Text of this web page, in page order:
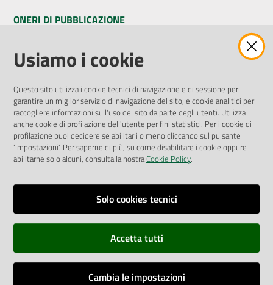
ONERI DI PUBBLICAZIONE
Amministrazione Trasparente
Pubblicità legale
Privacy Policy
Attuazione Misure PNRR
Liste di Attesa
ENTI, IMPRESE E PARTNER
Fatturazione Elettronica
Richiesta Patrocinio
Usiamo i cookie
Questo sito utilizza i cookie tecnici di navigazione e di sessione per
garantire un miglior servizio di navigazione del sito, e cookie analitici per
raccogliere informazioni sull'uso del sito da parte degli utenti. Utilizza
anche cookie di profilazione dell'utente per fini statistici. Per i cookie di
profilazione puoi decidere se abilitarli o meno cliccando sul pulsante
'Impostazioni'. Per saperne di più, su come disabilitare i cookie oppure
abilitarne solo alcuni, consulta la nostraCookie Policy.
Solo cookies tecnici
Accetta tutti
Cambia le impostazioni